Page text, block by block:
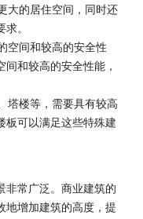
大的居住空间，同时还
。
空间和较高的安全性
和较高的安全性能，
塔楼等，需要具有较高
板可以满足这些特殊建
非常广泛。商业建筑的
地增加建筑的高度，提